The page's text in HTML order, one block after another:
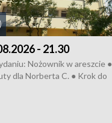
- 21.30
Nożownik w areszcie ●
dla Norberta C. ● Krok do